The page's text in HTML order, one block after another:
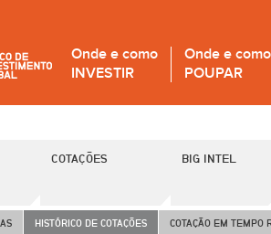
Onde e como
INVESTIR
Onde e como
POUPAR
COTAÇÕES BIG INTEL
HISTÓRICO DE COTAÇÕES COTAÇÃO EM TEMPO